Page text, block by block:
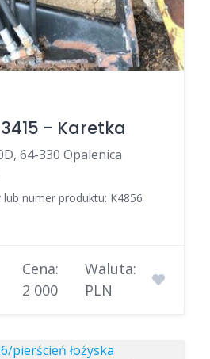
- Karetka
64-330 Opalenica
numer produktu: K4856
Cena:
2 000
Waluta:
PLN